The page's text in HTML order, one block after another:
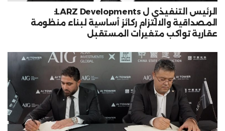
الرئيس التنفيذي ل LARZ Developments:
المصداقية والالتزام ركائز أساسية لبناء منظومة
عقارية تواكب متغيرات المستقبل